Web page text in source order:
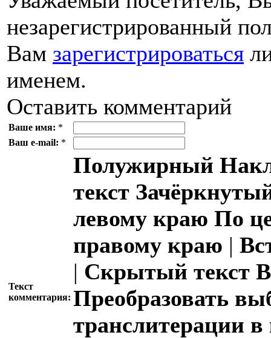
незарегистрированный
Вам зарегистрироваться
именем.
Оставить комментарий
Ваше имя: *
Ваш e-mail: *
Текст
комментария:
Полужирный
текст
левому краю По
правому краю |
| Скрытый текст
Преобразовать
транслитерации